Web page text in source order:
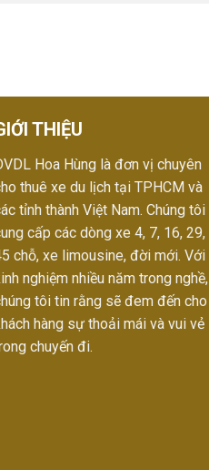
THIỆU
Hoa Hùng là đơn vị chuyên
thuê xe du lịch tại TPHCM và
tỉnh thành Việt Nam. Chúng tôi
cấp các dòng xe 4, 7, 16, 29,
chỗ, xe limousine, đời mới. Với
nghiệm nhiều năm trong nghề,
tôi tin rằng sẽ đem đến cho
hàng sự thoải mái và vui vẻ
chuyến đi.